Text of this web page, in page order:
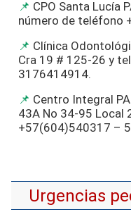
CPO Santa Lucía
número de teléfono
Clínica
Cra 19 # 125-26 y
3176414914.
Centro Integral
43A No 34-95 Local
+57(604)540317 –
Urgencias